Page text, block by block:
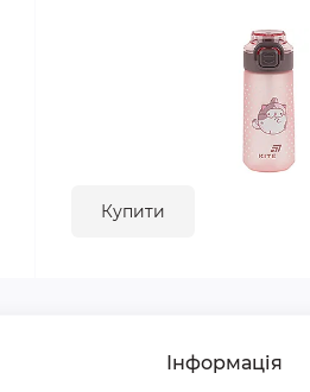
Купити
Інформація